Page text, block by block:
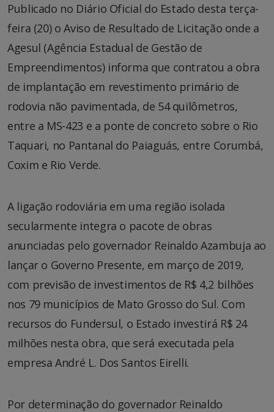
Publicado no Diário Oficial do Estado desta terça-
feira (20) o Aviso de Resultado de Licitação onde a
Agesul (Agência Estadual de Gestão de
Empreendimentos) informa que contratou a obra
de implantação em revestimento primário de
rodovia não pavimentada, de 54 quilômetros,
entre a MS-423 e a ponte de concreto sobre o Rio
Taquari, no Pantanal do Paiaguás, entre Corumbá,
Coxim e Rio Verde.
A ligação rodoviária em uma região isolada
secularmente integra o pacote de obras
anunciadas pelo governador Reinaldo Azambuja ao
lançar o Governo Presente, em março de 2019,
com previsão de investimentos de R$ 4,2 bilhões
nos 79 municípios de Mato Grosso do Sul. Com
recursos do Fundersul, o Estado investirá R$ 24
milhões nesta obra, que será executada pela
empresa André L. Dos Santos Eirelli.
Por determinação do governador Reinaldo